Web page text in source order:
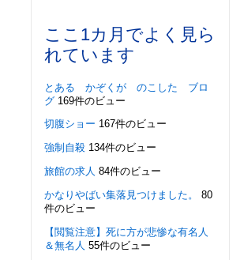
ここ1カ月でよく見ら
れています
とある かぞくが のこした ブロ
グ 169件のビュー
切腹ショー 167件のビュー
強制自殺 134件のビュー
旅館の求人 84件のビュー
かなりやばい集落見つけました。
80
件のビュー
【閲覧注意】死に方が悲惨な有名人
＆無名人 55件のビュー